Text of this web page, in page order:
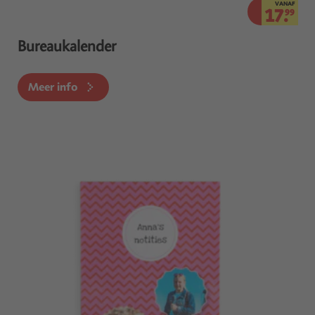
VANAF
17.99
Bureaukalender
Meer info